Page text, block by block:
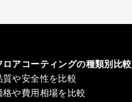
ロアコーティングの種類別比較
質や安全性を比較
格や費用相場を比較